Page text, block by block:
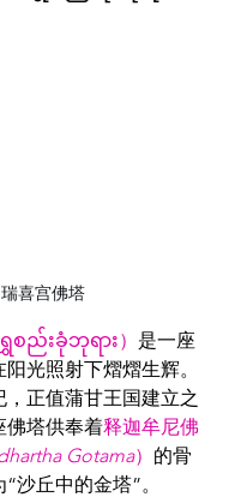
瑞喜宫佛塔
စည်းခုံဘုရား） 是一座
光照射下熠熠生辉。
正值蒲甘王国建立之
佛塔供奉着释迦牟尼佛
Gotama） 的骨
沙丘中的金塔”。